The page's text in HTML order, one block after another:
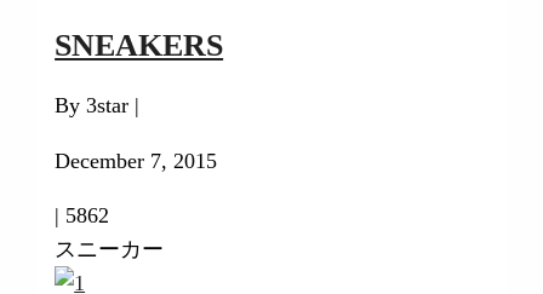
SNEAKERS
By 3star |
December 7, 2015
| 5862
スニーカー